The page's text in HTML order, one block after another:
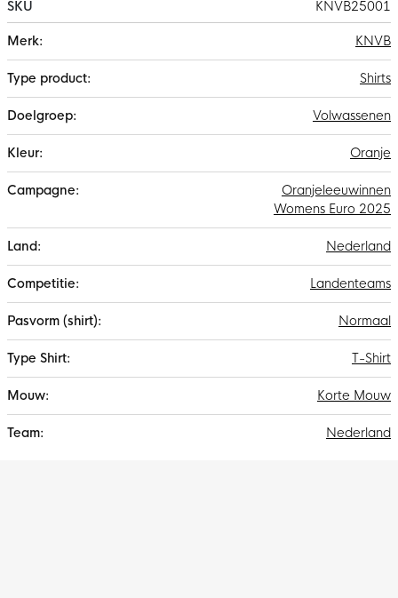
SKU
KNVB25001
informatie
KNVB
Shirts
Volwassenen
Oranje
Oranjeleeuwinnen
Womens Euro 2025
Nederland
Landenteams
Normaal
T-Shirt
Korte Mouw
Nederland